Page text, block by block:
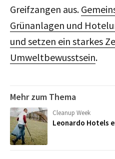
Greifzangen aus.
Grünanlagen und
und setzen ein starkes
Umweltbewusstsein.
Mehr zum Thema
Cleanup Week
Leonardo Hotels